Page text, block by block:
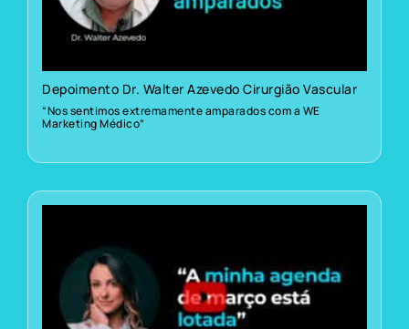
Depoimento Dr. Walter Azevedo Cirurgião Vascular
“Nos sentimos extremamente amparados com a WE
Marketing Médico”